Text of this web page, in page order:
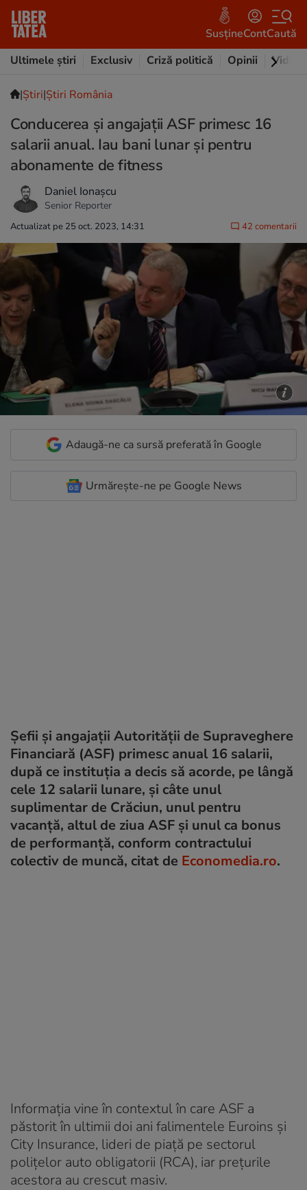
SusțineContCaută
Ultimele știri
Exclusiv Criză politică Opinii Video
|Ştiri|Știri România
Conducerea și angajații ASF primesc 16
salarii anual. Iau bani lunar și pentru
abonamente de fitness
Daniel Ionașcu
Senior Reporter
Actualizat pe 25 oct. 2023, 14:31 42 comentarii
Adaugă-ne ca sursă preferată în Google
Urmărește-ne pe Google News
Șefii și angajații Autorității de Supraveghere
Financiară (ASF) primesc anual 16 salarii,
după ce instituția a decis să acorde, pe lângă
cele 12 salarii lunare, și câte unul
suplimentar de Crăciun, unul pentru
vacanță, altul de ziua ASF și unul ca bonus
de performanță, conform contractului
colectiv de muncă, citat de Economedia.ro.
Informația vine în contextul în care ASF a
păstorit în ultimii doi ani falimentele Euroins și
City Insurance, lideri de piață pe sectorul
polițelor auto obligatorii (RCA), iar prețurile
acestora au crescut masiv.